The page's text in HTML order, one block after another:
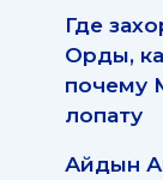
Где
Орды,
почему
лопату
Айдын